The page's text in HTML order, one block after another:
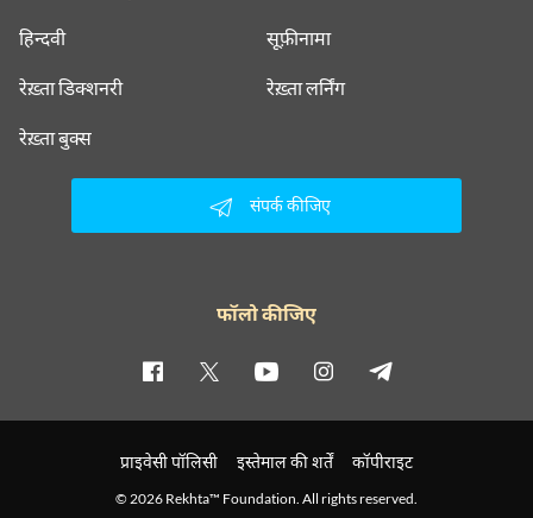
हिन्दवी सूफ़ीनामा
रेख़्ता डिक्शनरी रेख़्ता लर्निंग
रेख़्ता बुक्स
संपर्क कीजिए
फॉलो कीजिए
प्राइवेसी पॉलिसी इस्तेमाल की शर्तें कॉपीराइट
© 2026 Rekhta™ Foundation. All rights reserved.